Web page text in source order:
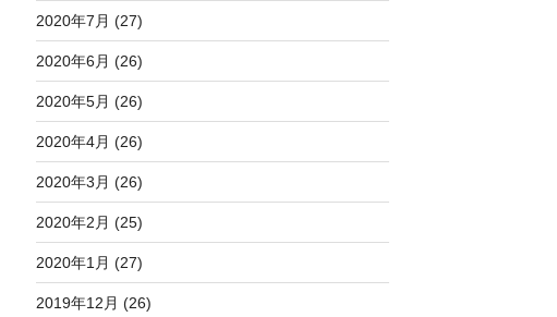
2020年7月 (27)
2020年6月 (26)
2020年5月 (26)
2020年4月 (26)
2020年3月 (26)
2020年2月 (25)
2020年1月 (27)
2019年12月 (26)